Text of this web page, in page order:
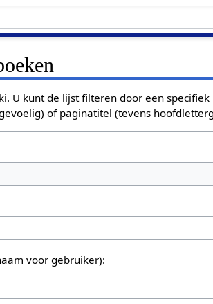
U kunt de lijst filteren door een
of paginatitel (tevens
voor gebruiker):